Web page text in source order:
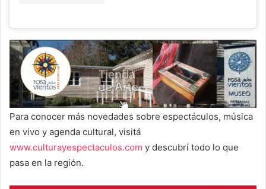
Para conocer más novedades sobre espectáculos, música
en vivo y agenda cultural, visitá
www.culturayespectaculos.com y descubrí todo lo que
pasa en la región.